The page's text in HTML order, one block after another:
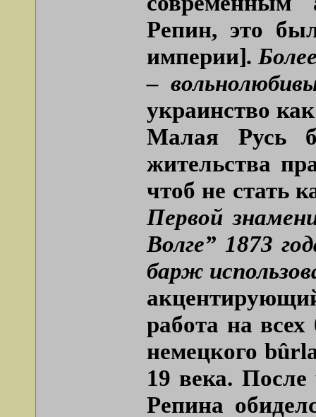
Репин, это
империи].
–
украинство
Малая Русь
жительства
чтоб не стать
Первой
Волге” 1873
барж
работа на
немецкого
19 века.
Репина